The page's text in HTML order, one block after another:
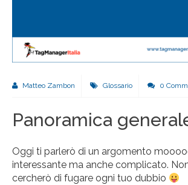
Matteo Zambon Glossario 0
Panoramica
Oggi ti parlerò di un argomento
interessante ma anche complicato.
cercherò di fugare ogni tuo dubbio